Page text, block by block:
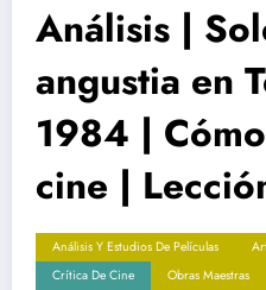
Análisis |
angustia en
1984 |
cine |
Análisis Y Estudios De Películas
Crítica De Cine
Obras Maestras